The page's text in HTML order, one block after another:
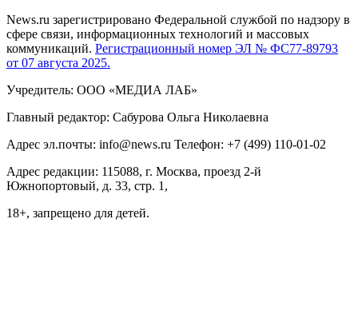
News.ru зарегистрировано Федеральной службой по надзору в
сфере связи, информационных технологий и массовых
коммуникаций. Регистрационный номер ЭЛ № ФС77-89793
от 07 августа 2025.
Учредитель: ООО «МЕДИА ЛАБ»
Главный редактор: Сабурова Ольга Николаевна
Адрес эл.почты: info@news.ru Телефон: +7 (499) 110-01-02
Адрес редакции: 115088, г. Москва, проезд 2-й
Южнопортовый, д. 33, стр. 1,
18+, запрещено для детей.